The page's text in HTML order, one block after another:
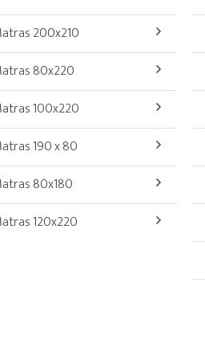
200x210
80x220
100x220
190 x 80
80x180
120x220